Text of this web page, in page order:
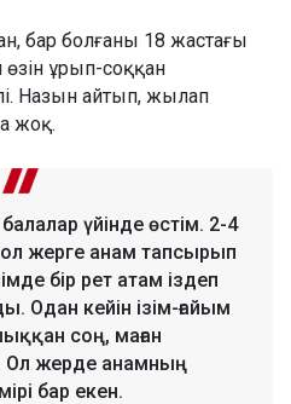
бар болғаны 18 жастағы
ұрып-соққан
Назын айтып, жылап
жоқ.
үйінде өстім. 2-4
жерге анам тапсырып
бір рет атам іздеп
Одан кейін ізім-ғайым
соң, маған
Ол жерде анамның
бар екен.